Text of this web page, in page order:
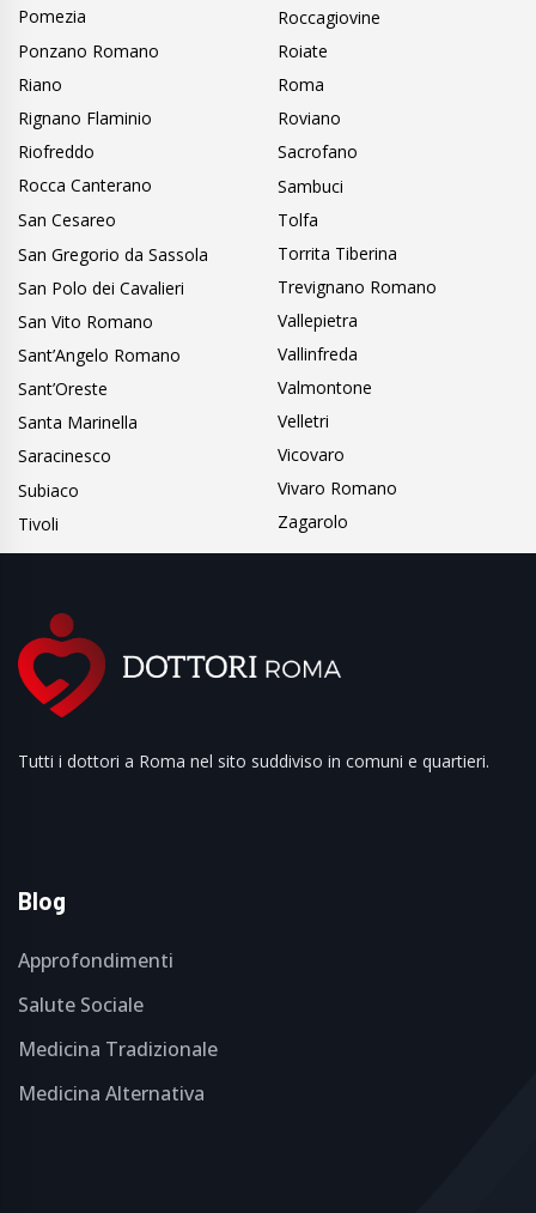
Pomezia
Ponzano Romano
Riano
Rignano Flaminio
Riofreddo
Rocca Canterano
Roccagiovine
Roiate
Roma
Roviano
Sacrofano
Sambuci
San Cesareo
San Gregorio da Sassola
San Polo dei Cavalieri
San Vito Romano
Sant’Angelo Romano
Sant’Oreste
Santa Marinella
Saracinesco
Subiaco
Tivoli
Tolfa
Torrita Tiberina
Trevignano Romano
Vallepietra
Vallinfreda
Valmontone
Velletri
Vicovaro
Vivaro Romano
Zagarolo
Tutti i dottori a Roma nel sito suddiviso in comuni e quartieri.
Blog
Approfondimenti
Salute Sociale
Medicina Tradizionale
Medicina Alternativa